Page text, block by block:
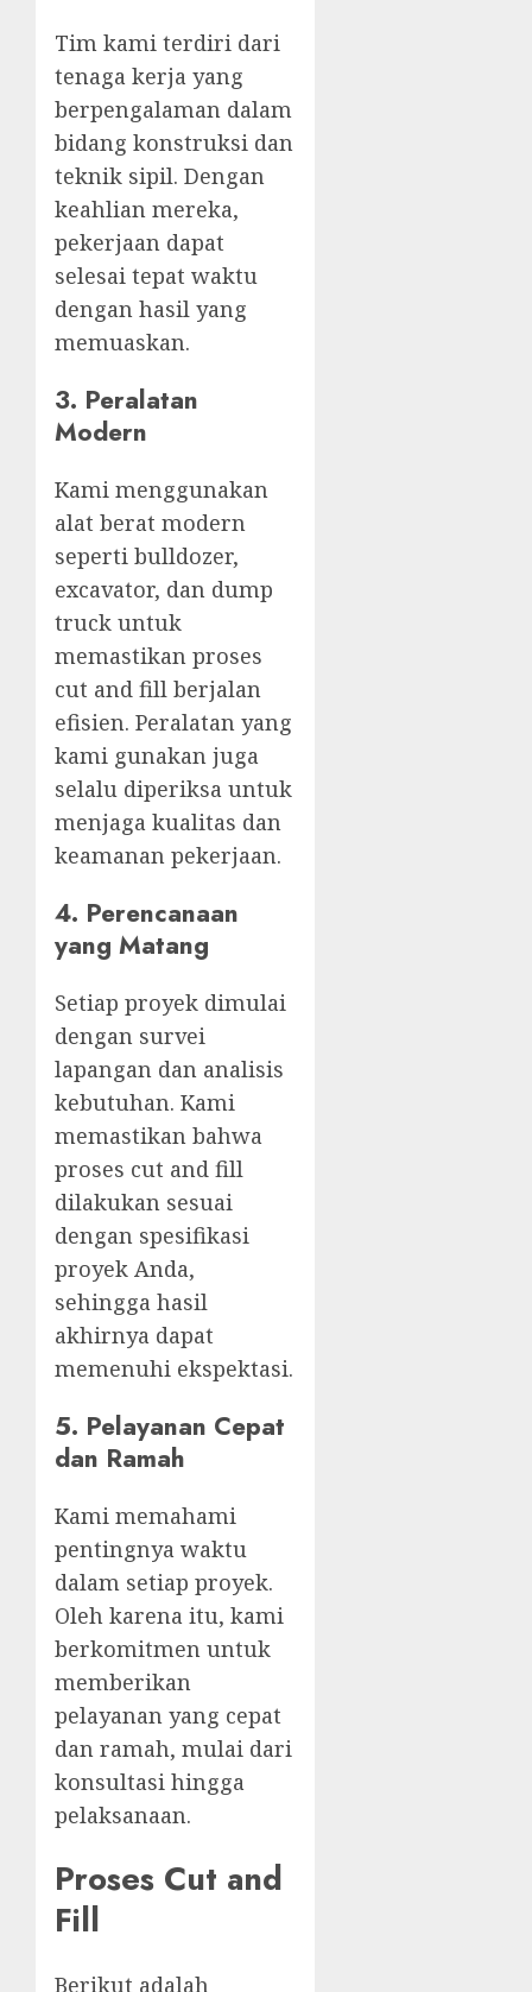
Tim kami terdiri dari
tenaga kerja yang
berpengalaman dalam
bidang konstruksi dan
teknik sipil. Dengan
keahlian mereka,
pekerjaan dapat
selesai tepat waktu
dengan hasil yang
memuaskan.
3. Peralatan
Modern
Kami menggunakan
alat berat modern
seperti bulldozer,
excavator, dan dump
truck untuk
memastikan proses
cut and fill berjalan
efisien. Peralatan yang
kami gunakan juga
selalu diperiksa untuk
menjaga kualitas dan
keamanan pekerjaan.
4. Perencanaan
yang Matang
Setiap proyek dimulai
dengan survei
lapangan dan analisis
kebutuhan. Kami
memastikan bahwa
proses cut and fill
dilakukan sesuai
dengan spesifikasi
proyek Anda,
sehingga hasil
akhirnya dapat
memenuhi ekspektasi.
5. Pelayanan Cepat
dan Ramah
Kami memahami
pentingnya waktu
dalam setiap proyek.
Oleh karena itu, kami
berkomitmen untuk
memberikan
pelayanan yang cepat
dan ramah, mulai dari
konsultasi hingga
pelaksanaan.
Proses Cut and
Fill
Berikut adalah